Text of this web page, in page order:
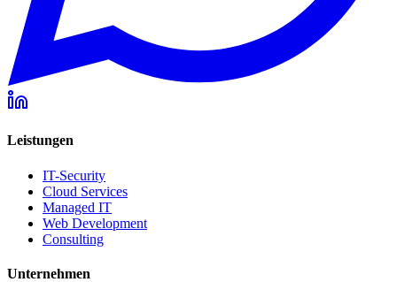
Leistungen
IT-Security
Cloud Services
Managed IT
Web Development
Consulting
Unternehmen